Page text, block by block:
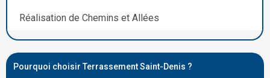
Réalisation de Chemins et Allées
Pourquoi choisir Terrassement Saint-Denis ?